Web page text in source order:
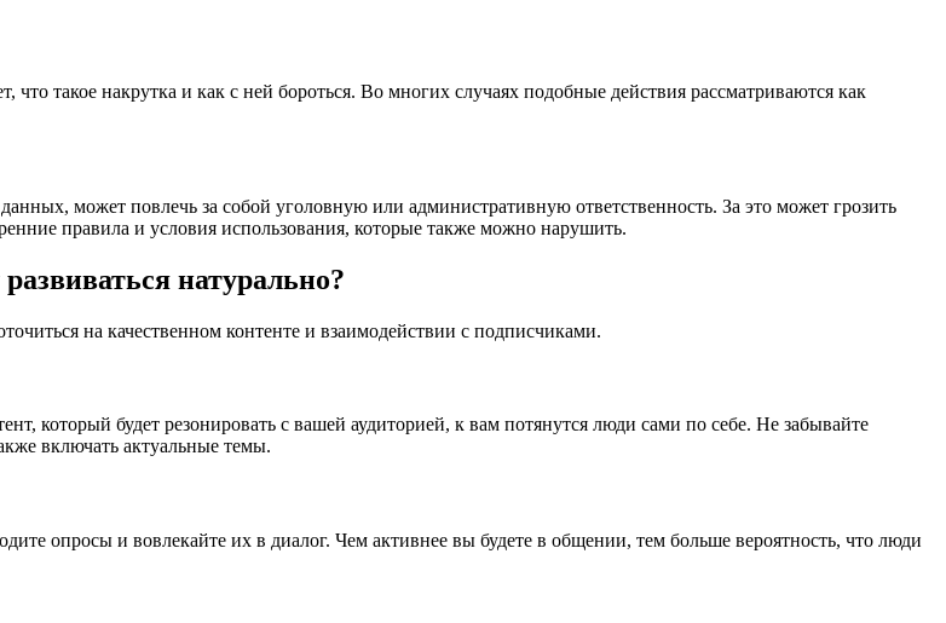
что такое накрутка и как с ней бороться. Во многих случаях подобные действия рассматриваются как
может повлечь за собой уголовную или административную ответственность. За это может грозить
правила и условия использования, которые также можно нарушить.
натурально?
на качественном контенте и взаимодействии с подписчиками.
который будет резонировать с вашей аудиторией, к вам потянутся люди сами по себе. Не забывайте
включать актуальные темы.
опросы и вовлекайте их в диалог. Чем активнее вы будете в общении, тем больше вероятность, что люди